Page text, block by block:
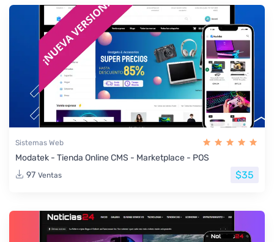
Sistemas Web
Modatek - Tienda Online CMS - Marketplace - POS
97 Ventas $35